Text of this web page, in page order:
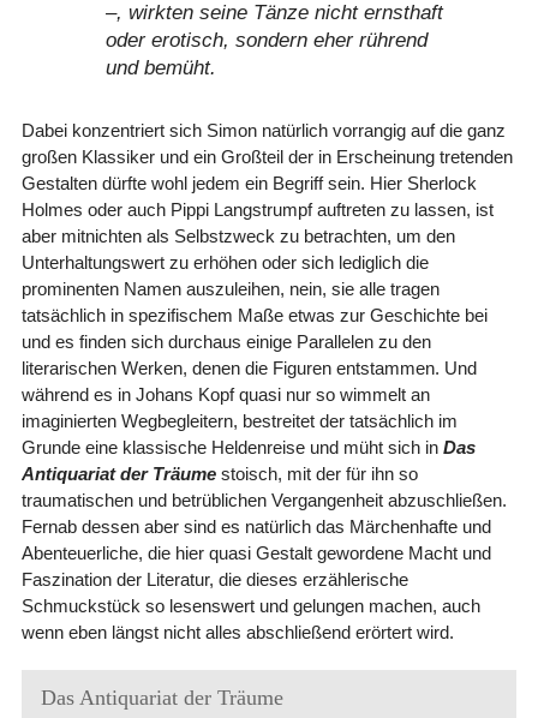
–, wirkten seine Tänze nicht ernsthaft
oder erotisch, sondern eher rührend
und bemüht.
Dabei konzentriert sich Simon natürlich vorrangig auf die ganz
großen Klassiker und ein Großteil der in Erscheinung tretenden
Gestalten dürfte wohl jedem ein Begriff sein. Hier Sherlock
Holmes oder auch Pippi Langstrumpf auftreten zu lassen, ist
aber mitnichten als Selbstzweck zu betrachten, um den
Unterhaltungswert zu erhöhen oder sich lediglich die
prominenten Namen auszuleihen, nein, sie alle tragen
tatsächlich in spezifischem Maße etwas zur Geschichte bei
und es finden sich durchaus einige Parallelen zu den
literarischen Werken, denen die Figuren entstammen. Und
während es in Johans Kopf quasi nur so wimmelt an
imaginierten Wegbegleitern, bestreitet der tatsächlich im
Grunde eine klassische Heldenreise und müht sich in Das
Antiquariat der Träumestoisch, mit der für ihn so
traumatischen und betrüblichen Vergangenheit abzuschließen.
Fernab dessen aber sind es natürlich das Märchenhafte und
Abenteuerliche, die hier quasi Gestalt gewordene Macht und
Faszination der Literatur, die dieses erzählerische
Schmuckstück so lesenswert und gelungen machen, auch
wenn eben längst nicht alles abschließend erörtert wird.
Das Antiquariat der Träume